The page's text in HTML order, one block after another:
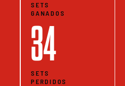
SETS
GANADOS
34
SETS
PERDIDOS